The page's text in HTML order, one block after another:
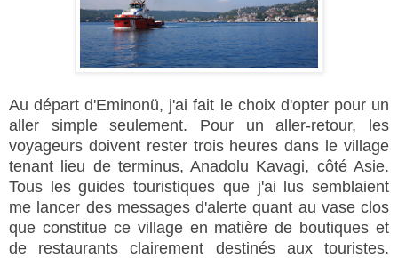
Au départ d'Eminonü, j'ai fait le choix d'opter pour un
aller simple seulement. Pour un aller-retour, les
voyageurs doivent rester trois heures dans le village
tenant lieu de terminus, Anadolu Kavagi, côté Asie.
Tous les guides touristiques que j'ai lus semblaient
me lancer des messages d'alerte quant au vase clos
que constitue ce village en matière de boutiques et
de restaurants clairement destinés aux touristes.